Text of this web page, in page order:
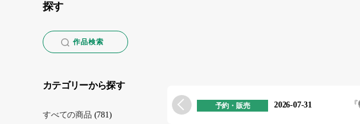
予約・販売 2026-07-31
探す
作品検索
カテゴリーから探す
すべての商品 (781)